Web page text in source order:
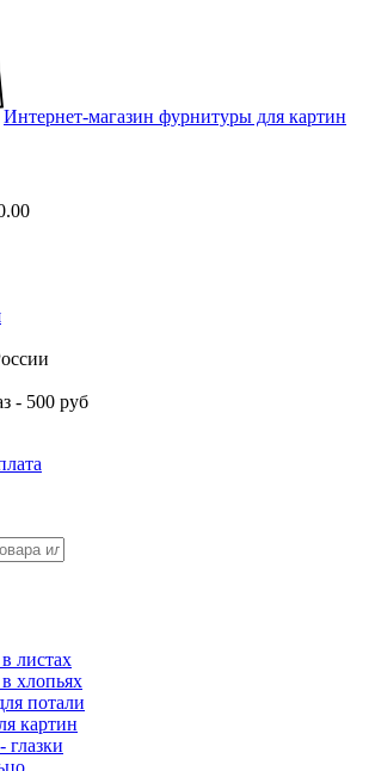
Интернет-магазин фурнитуры для картин
- 500 руб
листах
хлопьях
потали
картин